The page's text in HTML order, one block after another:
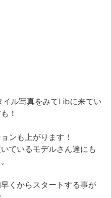
！
ンも上がります！
ているモデルさん達にも
くからスタートする事が